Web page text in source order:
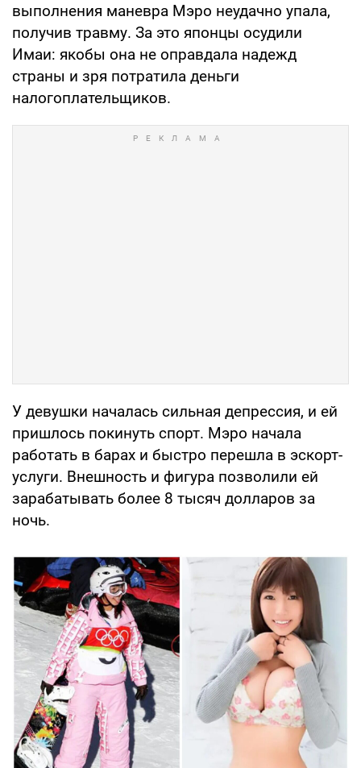
выполнения маневра Мэро неудачно упала,
получив травму. За это японцы осудили
Имаи: якобы она не оправдала надежд
страны и зря потратила деньги
налогоплательщиков.
У девушки началась сильная депрессия, и ей
пришлось покинуть спорт. Мэро начала
работать в барах и быстро перешла в эскорт-
услуги. Внешность и фигура позволили ей
зарабатывать более 8 тысяч долларов за
ночь.